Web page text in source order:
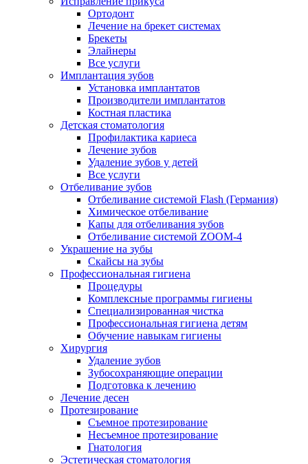
Ортодонт
Лечение на брекет системах
Брекеты
Элайнеры
Все услуги
Имплантация зубов
Установка имплантатов
Производители имплантатов
Костная пластика
Детская стоматология
Профилактика кариеса
Лечение зубов
Удаление зубов у детей
Все услуги
Отбеливание зубов
Отбеливание системой Flash (Германия)
Химическое отбеливание
Капы для отбеливания зубов
Отбеливание системой ZOOM-4
Украшение на зубы
Скайсы на зубы
Профессиональная гигиена
Процедуры
Комплексные программы гигиены
Специализированная чистка
Профессиональная гигиена детям
Обучение навыкам гигиены
Хирургия
Удаление зубов
Зубосохраняющие операции
Подготовка к лечению
Лечение десен
Протезирование
Съемное протезирование
Несъемное протезирование
Гнатология
Эстетическая стоматология